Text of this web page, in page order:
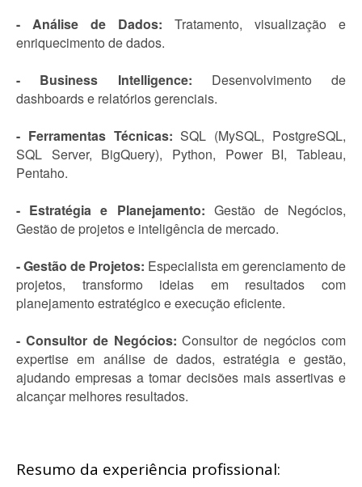
- Análise de Dados: Tratamento, visualização e
enriquecimento de dados.
- Business Intelligence: Desenvolvimento de
dashboards e relatórios gerenciais.
- Ferramentas Técnicas: SQL (MySQL, PostgreSQL,
SQL Server, BigQuery), Python, Power BI, Tableau,
Pentaho.
- Estratégia e Planejamento: Gestão de Negócios,
Gestão de projetos e inteligência de mercado.
- Gestão de Projetos: Especialista em gerenciamento de
projetos, transformo ideias em resultados com
planejamento estratégico e execução eficiente.
- Consultor de Negócios: Consultor de negócios com
expertise em análise de dados, estratégia e gestão,
ajudando empresas a tomar decisões mais assertivas e
alcançar melhores resultados.
Resumo da experiência profissional: